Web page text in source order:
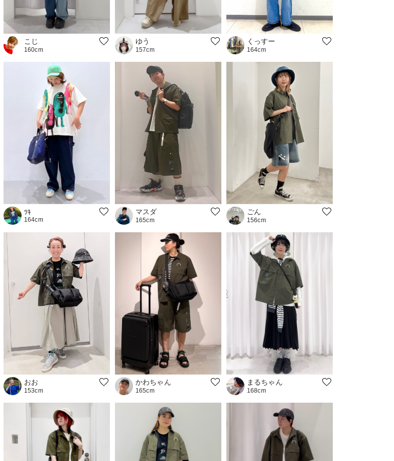
こじ
160cm
ゆう
157cm
くっすー
164cm
ﾂｷ
164cm
マスダ
165cm
ごん
156cm
おお
153cm
かわちゃん
165cm
まるちゃん
168cm